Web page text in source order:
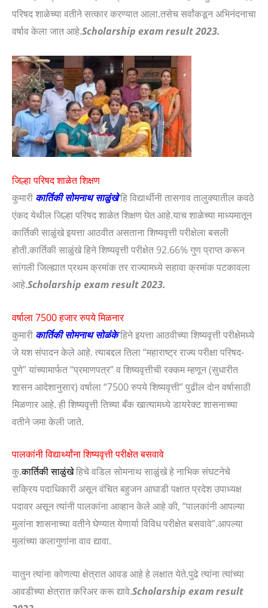
परिषद शाळेच्या वतीने सत्कार करण्यात आला.तसेच सर्वांकडून अभिनंदनाचा
वर्षाव केला जात आहे.Scholarship exam result 2023.
जिल्हा परिषद शाळेत शिक्षण
कुमारी कार्तिकी सोमनाथ साळुंखेहि विद्यार्थीनी तासगाव तालुक्यातील कवठे
एंकद येथील जिल्हा परिषद शाळेत शिक्षण घेत आहे.याच शाळेच्या माध्यमातून
कार्तिकी साळुंखे इयत्ता आठवीत असताना शिष्यवृत्ती परीक्षेला बसली
होती.कार्तिकी साळुंखे हिने शिष्यवृत्ती परीक्षेत 92.66% गुण प्राप्त करून
सांगली जिल्ह्यात प्रथम क्रमांक तर राज्यामध्ये सहावा क्रमांक पटकावला
आहे.Scholarship exam result 2023.
वर्षाला 7500 हजार रुपये मिळनार
कुमारी कार्तिकी सोमनाथ सोळंकेहिने इयत्ता आठवीच्या शिष्यवृत्ती परीक्षेमध्ये
जे यश संपादन केले आहे. त्याबद्दल तिला “महाराष्ट्र राज्य परीक्षा परिषद-
पुणे” यांच्यामार्फत “प्रमाणपत्र” व शिष्यवृत्तीची रक्कम म्हणून (सुधारीत
शासन आदेशानुसार) वर्षाला “7500 रुपये शिष्यवृत्ती” पुढील दोन वर्षासाठी
मिळणार आहे. ही शिष्यवृत्ती तिच्या बँक खात्यामध्ये डायरेक्ट शासनाच्या
वतीने जमा केली जाते.
पालकांनी विद्यार्थ्यांना शिष्यवृत्ती परीक्षेत बसवावे
कु.कार्तिकी साळुंखेहिचे वडिल सोमनाथ साळुंखे हे नाभिक संघटनेचे
सक्रिय पदाधिकारी असून वंचित बहुजन आघाडी पक्षात प्रदेश उपाध्यक्ष
पदावर असून त्यांनी पालकांना आव्हान केले आहे की, “पालकांनी आपल्या
मुलांना शासनाच्या वतीने घेण्यात येणार्या विविध परीक्षेत बसवावे”.आपल्या
मुलांच्या कलागुणांना वाव द्यावा.
यातुन त्यांना कोणत्या क्षेत्रात आवड आहे हे लक्षात येते.पुढे त्यांना त्यांच्या
आवडीच्या क्षेत्रात करिअर करू द्यावे.Scholarship exam result